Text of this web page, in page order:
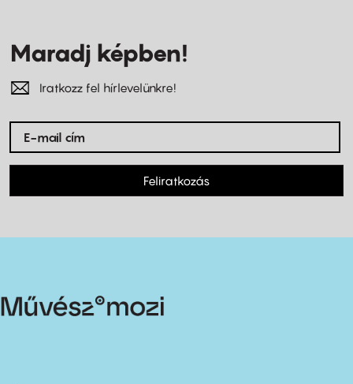
Maradj képben!
Iratkozz fel hírlevelünkre!
Feliratkozás